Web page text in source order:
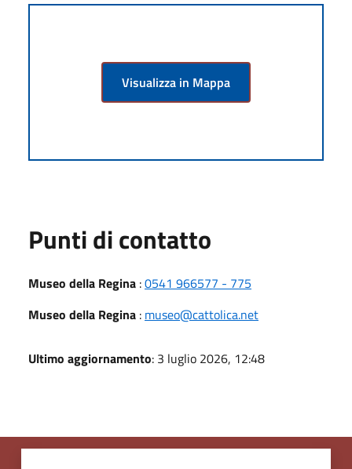
Visualizza in Mappa
Punti di contatto
Museo della Regina :0541 966577 - 775
Museo della Regina : museo@cattolica.net
Ultimo aggiornamento: 3 luglio 2026, 12:48